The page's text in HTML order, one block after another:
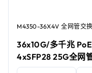
M4350-36X4V 全网管交
36x10G/多千兆
4xSFP28 25G全网